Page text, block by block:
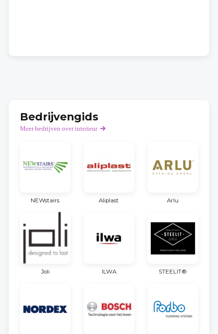
Bedrijvengids
Meer bedrijven over interieur
NEWstairs Aliplast Arlu
Joli ILWA STEELIT®